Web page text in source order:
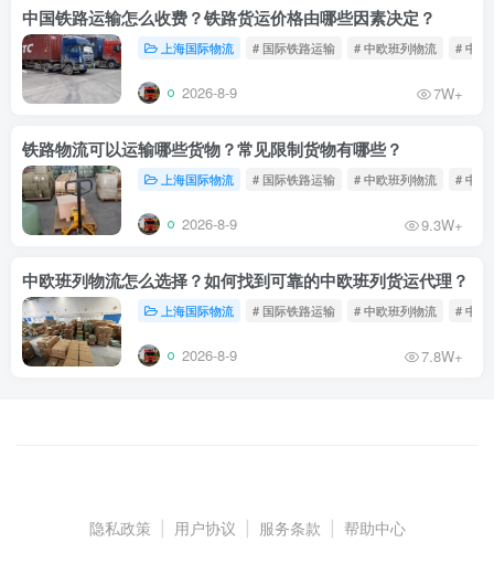
中国铁路运输怎么收费？铁路货运价格由哪些因素决定？
上海国际物流 # 国际铁路运输 # 中欧班列物流 # 中欧
2026-8-9 7W+
铁路物流可以运输哪些货物？常见限制货物有哪些？
上海国际物流 # 国际铁路运输 # 中欧班列物流 # 中欧
2026-8-9 9.3W+
中欧班列物流怎么选择？如何找到可靠的中欧班列货运代理？
上海国际物流 # 国际铁路运输 # 中欧班列物流 # 中欧
2026-8-9 7.8W+
隐私政策 用户协议 服务条款 帮助中心